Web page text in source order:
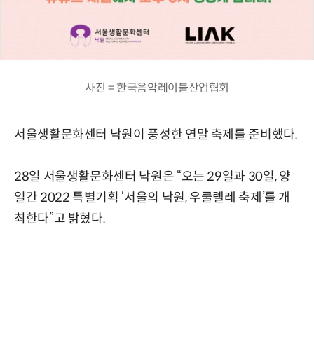
사진 = 한국음악레이블산업협회
서울생활문화센터 낙원이 풍성한 연말 축제를 준비했다.
28일 서울생활문화센터 낙원은 “오는 29일과 30일, 양
일간 2022 특별기획 ‘서울의 낙원, 우쿨렐레 축제’를 개
최한다”고 밝혔다.